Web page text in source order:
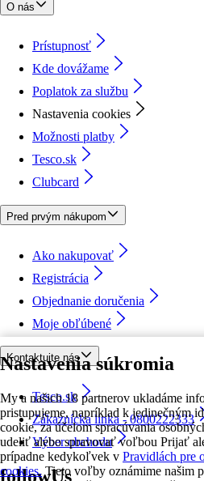
Nastavenia súkromia
My a našich 18 partnerov ukladáme
pristupujeme, napríklad k jedinečným
cookie, za účelom spracúvania
udeliť alebo spravovať voľbou Prijať
prípadne kedykoľvek v Pravidlách pre
cookies. Tieto voľby oznámime našim
O nás
Prístupnosť
Kde dovážame
Poplatok za službu
Nastavenia cookies
Možnosti platby
Tesco.sk
Clubcard
Pred prvým nákupom
Ako nakupovať
Registrácia
Objednanie doručenia
Moje obľúbené
Kontaktujte nás
Tesco.sk
Zákaznícka linka - 0800222333
Výber obchodu
followUs